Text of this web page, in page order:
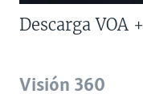
Descarga VOA +
Visión 360